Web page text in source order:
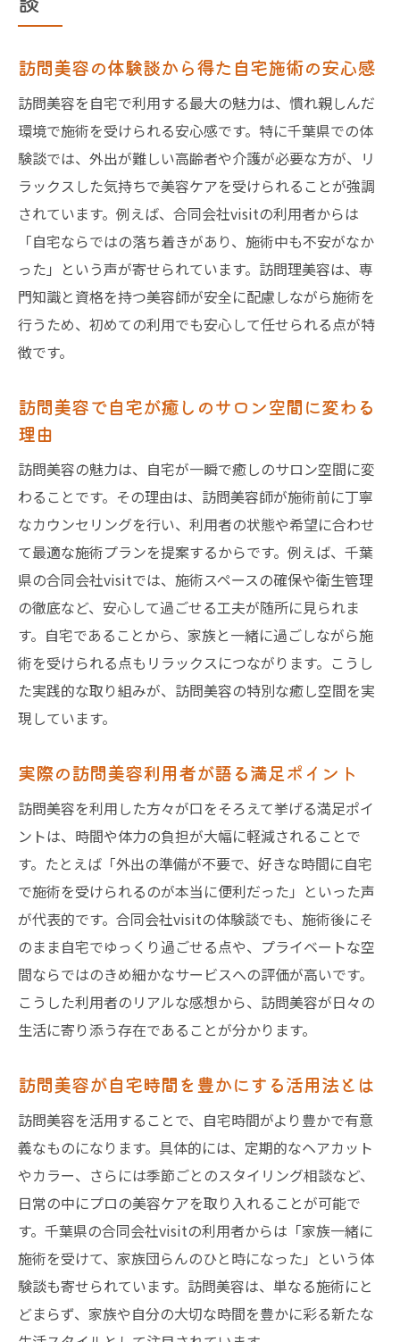
訪問美容師との信頼関係が生まれる瞬間
千葉県で選ぶ訪問美容サービスの魅力
千葉県で人気の訪問美容が選ばれる秘密
訪問美容のサービス内容と千葉県の特徴を
比較
千葉市などで訪問美容を探す際の着眼点
訪問美容の料金相場と千葉県での実情解説
千葉県の訪問美容で安心して依頼するコツ
訪問美容 千葉県の口コミ体験談を実際にチ
訪問美容が自宅ケアを劇的に変える理由と
訪問美容で自宅生活の質が向上するポイン
ト
訪問美容とサロンの違いを体験談から解説
訪問美容の柔軟な対応がもたらす安心感
個人宅利用で訪問美容が選ばれる背景とは
訪問美容を通じた新しい自宅ケア習慣の提
案
安心して利用できる訪問美容の流れ
訪問美容の予約から施術までの流れを徹底
自宅で訪問美容を受ける前に準備すること
訪問美容師によるカウンセリングの重要性
訪問美容の当日対応と施術後のポイント
安心できる訪問美容の選び方と利用手順
訪問美容を初めて利用する方への体験談
訪問美容の資格や法律面を徹底解説
訪問美容を行うための資格と必要な知識
自宅での訪問美容は法律的に問題ないのか
訪問理美容の免許取得の流れと注意点
由
訪問美容の現場で守るべき法律と基準
安心して訪問美容を利用するための法的理
解
千葉県の訪問美容で実感した衛生管理
千葉県の訪問美容で徹底される衛生管理
自宅で訪問美容を受ける衛生面の工夫とは
訪問美容師が気をつける感染対策の実例
訪問美容の衛生対策で感じた安心ポイント
訪問美容の体験談から得た自宅施術の安心感
訪問美容を自宅で利用する最大の魅力は、慣れ親しんだ
環境で施術を受けられる安心感です。特に千葉県での体
験談では、外出が難しい高齢者や介護が必要な方が、リ
ラックスした気持ちで美容ケアを受けられることが強調
されています。例えば、合同会社visitの利用者からは
「自宅ならではの落ち着きがあり、施術中も不安がなか
った」という声が寄せられています。訪問理美容は、専
門知識と資格を持つ美容師が安全に配慮しながら施術を
行うため、初めての利用でも安心して任せられる点が特
徴です。
訪問美容で自宅が癒しのサロン空間に変わる
理由
訪問美容の魅力は、自宅が一瞬で癒しのサロン空間に変
わることです。その理由は、訪問美容師が施術前に丁寧
なカウンセリングを行い、利用者の状態や希望に合わせ
て最適な施術プランを提案するからです。例えば、千葉
県の合同会社visitでは、施術スペースの確保や衛生管理
の徹底など、安心して過ごせる工夫が随所に見られま
す。自宅であることから、家族と一緒に過ごしながら施
術を受けられる点もリラックスにつながります。こうし
た実践的な取り組みが、訪問美容の特別な癒し空間を実
現しています。
実際の訪問美容利用者が語る満足ポイント
訪問美容を利用した方々が口をそろえて挙げる満足ポイ
ントは、時間や体力の負担が大幅に軽減されることで
す。たとえば「外出の準備が不要で、好きな時間に自宅
で施術を受けられるのが本当に便利だった」といった声
が代表的です。合同会社visitの体験談でも、施術後にそ
のまま自宅でゆっくり過ごせる点や、プライベートな空
間ならではのきめ細かなサービスへの評価が高いです。
こうした利用者のリアルな感想から、訪問美容が日々の
生活に寄り添う存在であることが分かります。
訪問美容が自宅時間を豊かにする活用法とは
訪問美容を活用することで、自宅時間がより豊かで有意
義なものになります。具体的には、定期的なヘアカット
やカラー、さらには季節ごとのスタイリング相談など、
日常の中にプロの美容ケアを取り入れることが可能で
す。千葉県の合同会社visitの利用者からは「家族一緒に
施術を受けて、家族団らんのひと時になった」という体
験談も寄せられています。訪問美容は、単なる施術にと
どまらず、家族や自分の大切な時間を豊かに彩る新たな